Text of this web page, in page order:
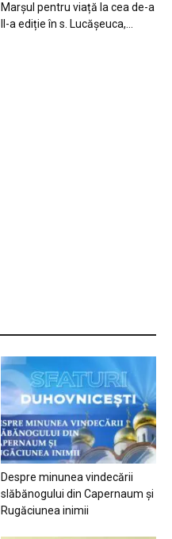
Marșul pentru viață la cea de-a
II-a ediție în s. Lucășeuca,...
Despre minunea vindecării
slăbănogului din Capernaum și
Rugăciunea inimii